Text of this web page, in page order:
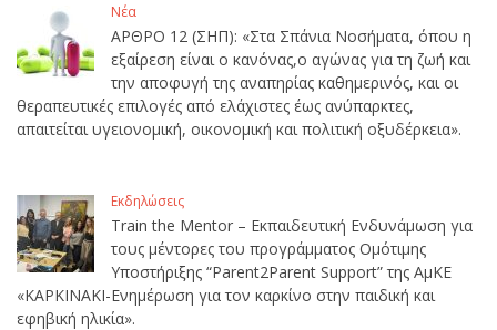
Νέα
ΑΡΘΡΟ 12 (ΣΗΠ): «Στα Σπάνια Νοσήματα, όπου η
εξαίρεση είναι ο κανόνας,ο αγώνας για τη ζωή και
την αποφυγή της αναπηρίας καθημερινός, και οι
θεραπευτικές επιλογές από ελάχιστες έως ανύπαρκτες,
απαιτείται υγειονομική, οικονομική και πολιτική οξυδέρκεια».
Εκδηλώσεις
Train the Mentor – Εκπαιδευτική Ενδυνάμωση για
τους μέντορες του προγράμματος Ομότιμης
Υποστήριξης “Parent2Parent Support” της ΑμΚΕ
«ΚΑΡΚΙΝΑΚΙ-Ενημέρωση για τον καρκίνο στην παιδική και
εφηβική ηλικία».